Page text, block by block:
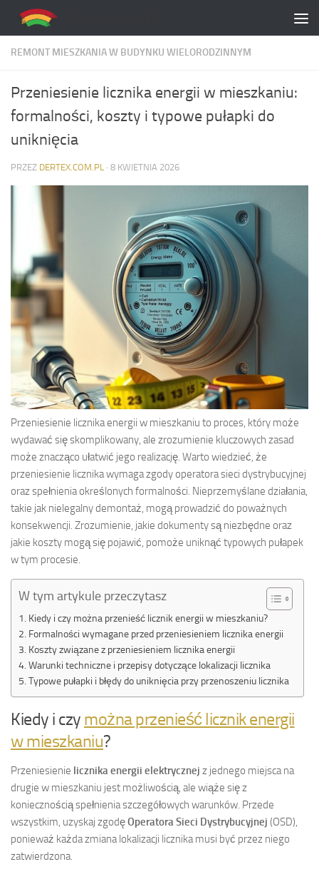
Skip to content
REMONT MIESZKANIA W BUDYNKU WIELORODZINNYM
Przeniesienie licznika energii w mieszkaniu:
formalności, koszty i typowe pułapki do
uniknięcia
PRZEZ DERTEX.COM.PL · 8 KWIETNIA 2026
Przeniesienie licznika energii w mieszkaniu to proces, który może
wydawać się skomplikowany, ale zrozumienie kluczowych zasad
może znacząco ułatwić jego realizację. Warto wiedzieć, że
przeniesienie licznika wymaga zgody operatora sieci dystrybucyjnej
oraz spełnienia określonych formalności. Nieprzemyślane działania,
takie jak nielegalny demontaż, mogą prowadzić do poważnych
konsekwencji. Zrozumienie, jakie dokumenty są niezbędne oraz
jakie koszty mogą się pojawić, pomoże uniknąć typowych pułapek
w tym procesie.
W tym artykule przeczytasz
Kiedy i czy można przenieść licznik energii w mieszkaniu?
Formalności wymagane przed przeniesieniem licznika energii
Koszty związane z przeniesieniem licznika energii
Warunki techniczne i przepisy dotyczące lokalizacji licznika
Typowe pułapki i błędy do uniknięcia przy przenoszeniu licznika
Kiedy i czy można przenieść licznik energii
w mieszkaniu?
Przeniesienie licznika energii elektrycznej z jednego miejsca na
drugie w mieszkaniu jest możliwością, ale wiąże się z
koniecznością spełnienia szczegółowych warunków. Przede
wszystkim, uzyskaj zgodęOperatora Sieci Dystrybucyjnej (OSD),
ponieważ każda zmiana lokalizacji licznika musi być przez niego
zatwierdzona.